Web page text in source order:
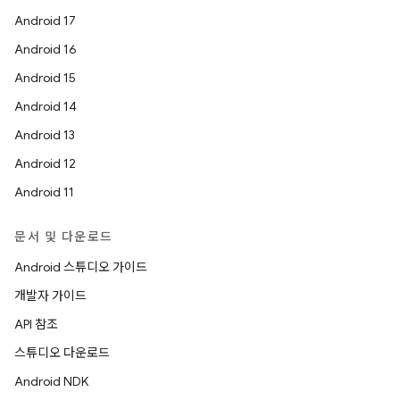
Android 17
Android 16
Android 15
Android 14
Android 13
Android 12
Android 11
문서 및 다운로드
Android 스튜디오 가이드
개발자 가이드
API 참조
스튜디오 다운로드
Android NDK